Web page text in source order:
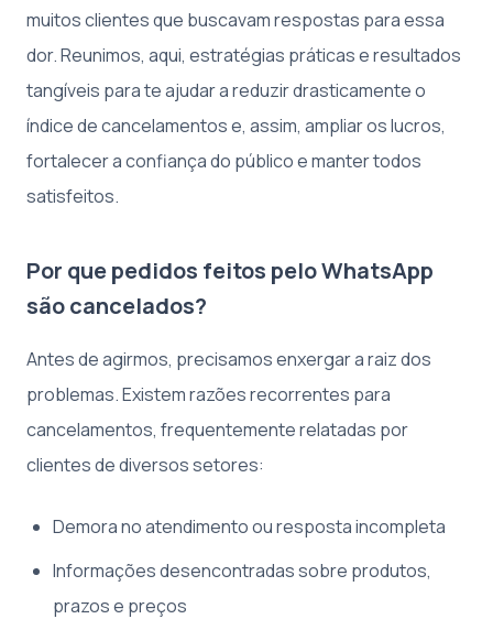
muitos clientes que buscavam respostas para essa
dor. Reunimos, aqui, estratégias práticas e resultados
tangíveis para te ajudar a reduzir drasticamente o
índice de cancelamentos e, assim, ampliar os lucros,
fortalecer a confiança do público e manter todos
satisfeitos.
Por que pedidos feitos pelo WhatsApp
são cancelados?
Antes de agirmos, precisamos enxergar a raiz dos
problemas. Existem razões recorrentes para
cancelamentos, frequentemente relatadas por
clientes de diversos setores:
Demora no atendimento ou resposta incompleta
Informações desencontradas sobre produtos,
prazos e preços